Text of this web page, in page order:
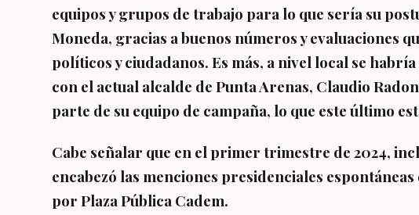
equipos y grupos de trabajo para lo que sería su
Moneda, gracias abuenos números y evaluaciones
políticos y ciudadanos. Es más, a nivel local se
con el actual alcalde de Punta Arenas, Claudio
parte de su equipo de campaña, lo que este último
Cabe señalar que en el primer trimestre de 2024,
encabezó las menciones presidenciales espontáneas
por Plaza Pública Cadem.